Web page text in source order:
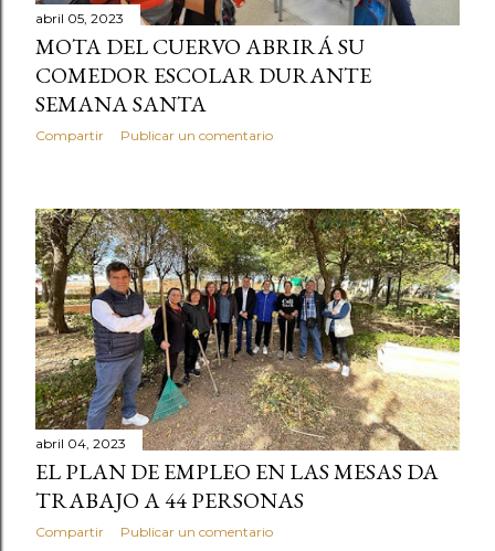
abril 05, 2023
MOTA DEL CUERVO ABRIRÁ SU
COMEDOR ESCOLAR DURANTE
SEMANA SANTA
Compartir Publicar un comentario
abril 04, 2023
EL PLAN DE EMPLEO EN LAS MESAS DA
TRABAJO A 44 PERSONAS
Compartir Publicar un comentario